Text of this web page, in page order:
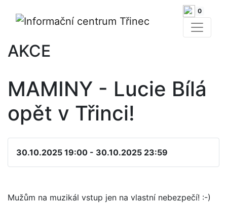
0
AKCE
MAMINY - Lucie Bílá
opět v Třinci!
30.10.2025 19:00 - 30.10.2025 23:59
Mužům na muzikál vstup jen na vlastní nebezpečí! :-)